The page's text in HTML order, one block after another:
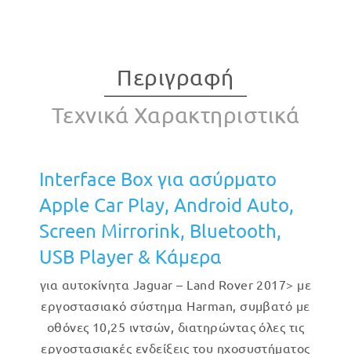
Περιγραφή
Τεχνικά Χαρακτηριστικά
Interface Box για ασύρματο
Apple Car Play, Android Auto,
Screen Mirrorink, Bluetooth,
USB Player & Κάμερα
για αυτοκίνητα Jaguar – Land Rover 2017> με
εργοστασιακό σύστημα Harman, συμβατό με
οθόνες 10,25 ιντσών, διατηρώντας όλες τις
εργοστασιακές ενδείξεις του ηχοσυστήματος